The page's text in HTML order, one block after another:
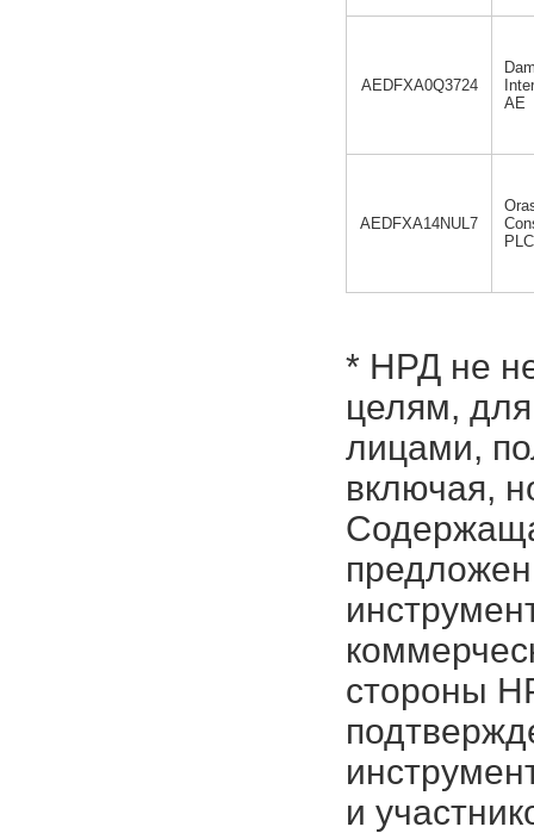
AEDFXA0Q3724
AE
AEDFXA14NUL7
* НРД не
целям,
лицами,
включая,
стороны
и